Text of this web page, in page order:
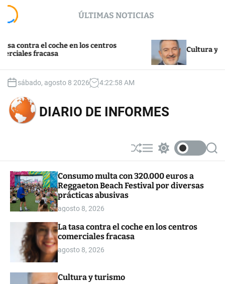
c
ÚLTIMAS NOTICIAS
el coche en los centros
fracasa
Cultura y turismo
sábado, agosto 8 2026 4:22:58 AM
DIARIO DE INFORMES
S
h
ff
l
M
e
u
w
t
c
o
S
e
Consumo multa con 320.000 euros a
Reggaeton Beach Festival por diversas
prácticas abusivas
agosto 8, 2026
La tasa contra el coche en los centros
comerciales fracasa
agosto 8, 2026
Cultura y turismo